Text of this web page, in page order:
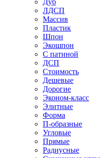
ЛДСП
Массив
Пластик
Шпон
Экошпон
С патиной
ДСП
Стоимость
Дешевые
Дорогие
Эконом-класс
Элитные
Форма
П-образные
Угловые
Прямые
Радиусные